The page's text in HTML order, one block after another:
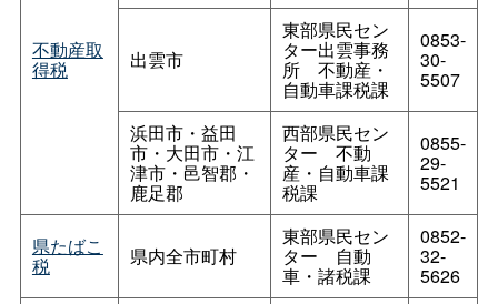
不動産取
得税 出雲市
東部県民セン
ター出雲事務
所 不動産・
自動車課税課
0853-
30-
5507
浜田市・益田
市・大田市・江
津市・邑智郡・
鹿足郡
西部県民セン
ター 不動
産・自動車課
税課
0855-
29-
5521
県たばこ
税 県内全市町村
東部県民セン
ター 自動
車・諸税課
0852-
32-
5626